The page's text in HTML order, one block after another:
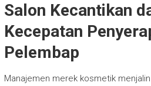
Salon Kecantikan
Kecepatan
Pelembap
Manajemen merek kosmetik